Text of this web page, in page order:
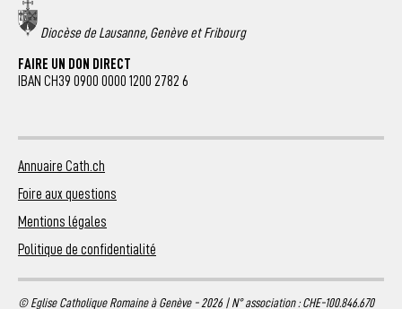
Diocèse de Lausanne, Genève et Fribourg
FAIRE UN DON DIRECT
IBAN CH39 0900 0000 1200 2782 6
Annuaire Cath.ch
Foire aux questions
Mentions légales
Politique de confidentialité
© Eglise Catholique Romaine à Genève - 2026 | N° association : CHE-100.846.670